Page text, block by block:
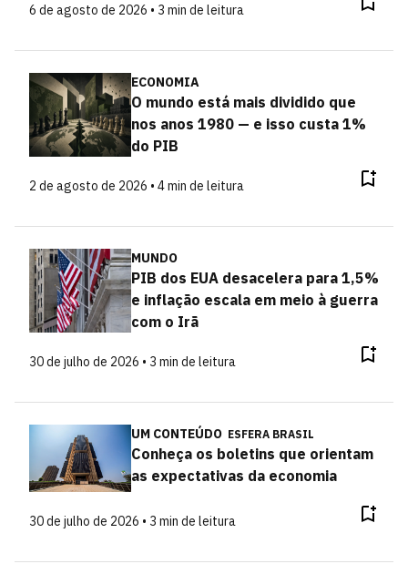
6 de agosto de 2026 • 3 min de leitura
ECONOMIA
O mundo está mais dividido que
nos anos 1980 — e isso custa 1%
do PIB
2 de agosto de 2026 • 4 min de leitura
MUNDO
PIB dos EUA desacelera para 1,5%
e inflação escala em meio à guerra
com o Irã
30 de julho de 2026 • 3 min de leitura
UM CONTEÚDO ESFERA BRASIL
Conheça os boletins que orientam
as expectativas da economia
30 de julho de 2026 • 3 min de leitura